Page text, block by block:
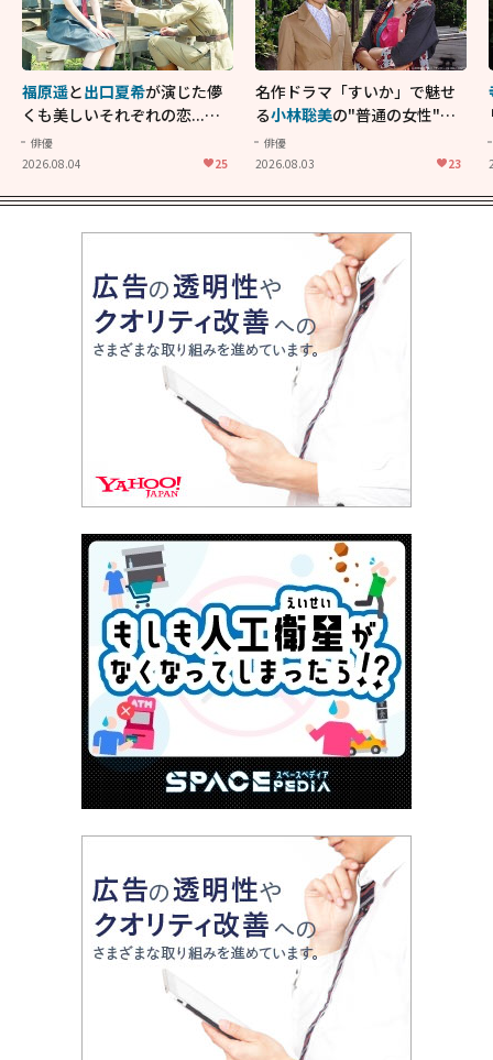
福原遥と出口夏希が演じた儚
くも美しいそれぞれの恋...生
きることの尊さを教えてくれ
た映画「あの花が咲く丘で、
俳優
2026.08.04
25
名作ドラマ「すいか」で魅せ
る小林聡美の"普通の女性"が
大人に刺さる...映画「かもめ
食堂」にも通じる静かな芝居
俳優
2026.08.03
23